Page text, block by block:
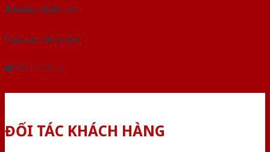
Tải báo giá tổng hợp
Yêu cầu gọi lại (3 phút)
Dành cho đại lý
ĐỐI TÁC KHÁCH HÀNG